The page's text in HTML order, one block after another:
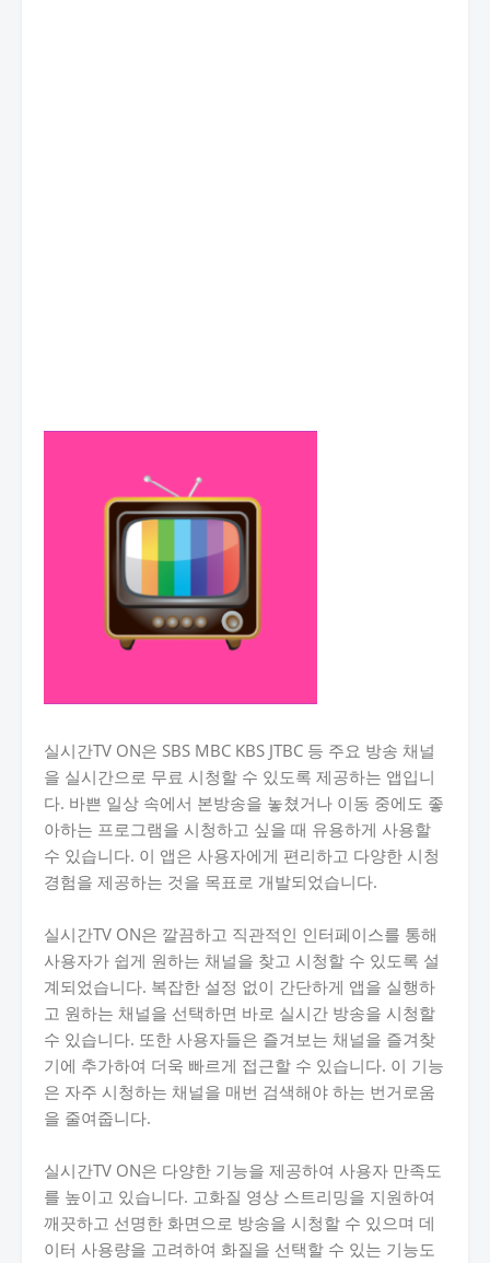
실시간TV ON은 SBS MBC KBS JTBC 등 주요 방송 채널
을 실시간으로 무료 시청할 수 있도록 제공하는 앱입니
다. 바쁜 일상 속에서 본방송을 놓쳤거나 이동 중에도 좋
아하는 프로그램을 시청하고 싶을 때 유용하게 사용할
수 있습니다. 이 앱은 사용자에게 편리하고 다양한 시청
경험을 제공하는 것을 목표로 개발되었습니다.
실시간TV ON은 깔끔하고 직관적인 인터페이스를 통해
사용자가 쉽게 원하는 채널을 찾고 시청할 수 있도록 설
계되었습니다. 복잡한 설정 없이 간단하게 앱을 실행하
고 원하는 채널을 선택하면 바로 실시간 방송을 시청할
수 있습니다. 또한 사용자들은 즐겨보는 채널을 즐겨찾
기에 추가하여 더욱 빠르게 접근할 수 있습니다. 이 기능
은 자주 시청하는 채널을 매번 검색해야 하는 번거로움
을 줄여줍니다.
실시간TV ON은 다양한 기능을 제공하여 사용자 만족도
를 높이고 있습니다. 고화질 영상 스트리밍을 지원하여
깨끗하고 선명한 화면으로 방송을 시청할 수 있으며 데
이터 사용량을 고려하여 화질을 선택할 수 있는 기능도